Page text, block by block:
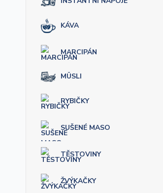
KÁVA
MARCIPÁN
MÜSLI
RYBIČKY
SUŠENÉ MASO
TĚSTOVINY
ŽVÝKAČKY